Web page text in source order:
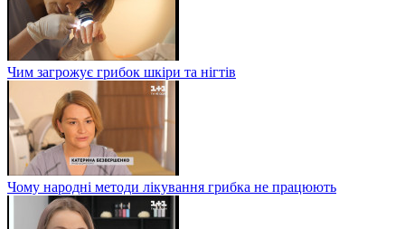
Чим загрожує грибок шкіри та нігтів
Чому народні методи лікування грибка не працюють